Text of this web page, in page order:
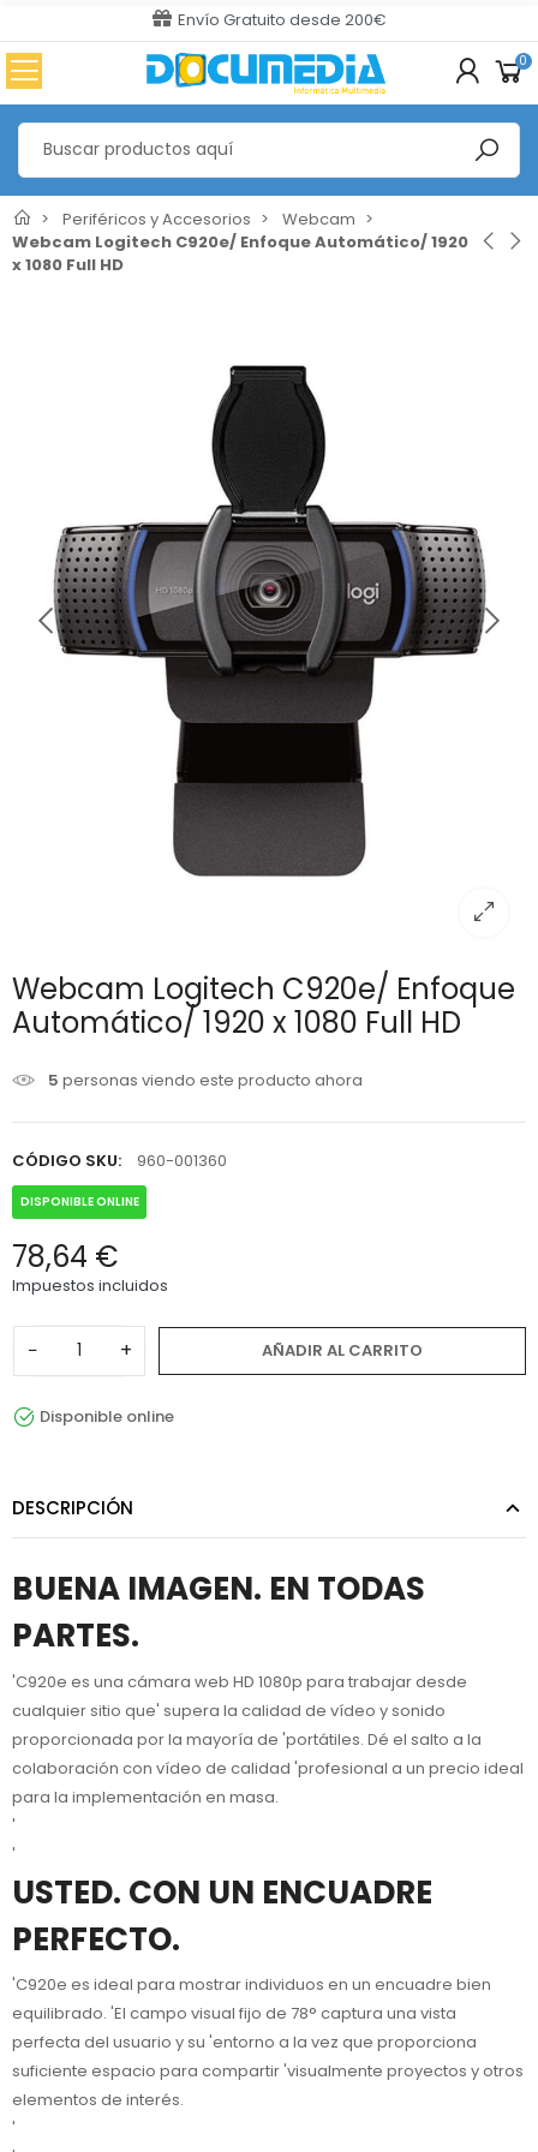
Envío Gratuito desde 200€
0
Periféricos y Accesorios
Webcam
Webcam Logitech C920e/ Enfoque Automático/ 1920
x 1080 Full HD
Webcam Logitech C920e/ Enfoque
Automático/ 1920 x 1080 Full HD
5 personas viendo este producto ahora
CÓDIGO SKU: 960-001360
DISPONIBLE ONLINE
78,64 €
Impuestos incluidos
− + AÑADIR AL CARRITO
Disponible online
DESCRIPCIÓN
BUENA IMAGEN. EN TODAS
PARTES.
'C920e es una cámara web HD 1080p para trabajar desde
cualquier sitio que' supera la calidad de vídeo y sonido
proporcionada por la mayoría de 'portátiles. Dé el salto a la
colaboración con vídeo de calidad 'profesional a un precio ideal
para la implementación en masa.
'
'
USTED. CON UN ENCUADRE
PERFECTO.
'C920e es ideal para mostrar individuos en un encuadre bien
equilibrado. 'El campo visual fijo de 78° captura una vista
perfecta del usuario y su 'entorno a la vez que proporciona
suficiente espacio para compartir 'visualmente proyectos y otros
elementos de interés.
'